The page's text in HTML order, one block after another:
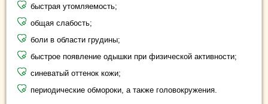
быстрая утомляемость;
общая слабость;
боли в области грудины;
быстрое появление одышки при физической активности;
синеватый оттенок кожи;
периодические обмороки, а также головокружения.